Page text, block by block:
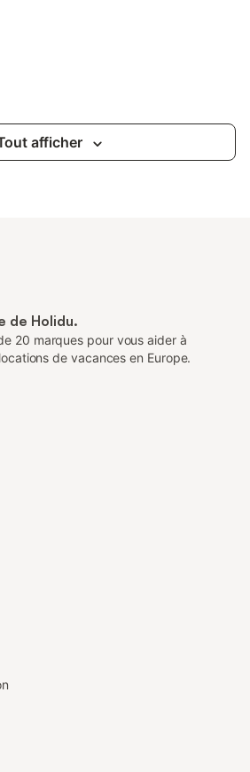
afficher
de Holidu.
20 marques pour vous aider à
de vacances en Europe.